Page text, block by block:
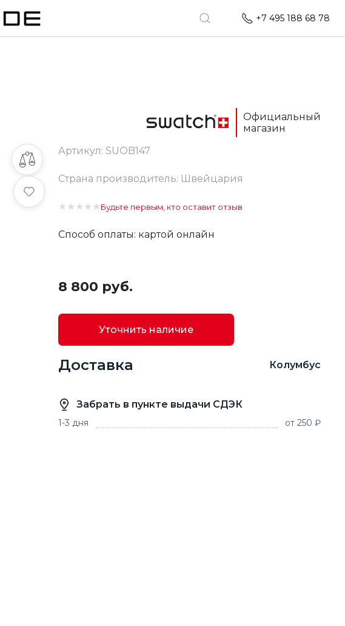
+7 495 188 68 78
Официальный
магазин
Артикул: SUOB147
Страна производитель: Швейцария
★ ★ ★ ★ ★Будьте первым, кто оставит отзыв
Способ оплаты: картой онлайн
8 800 руб.
Уточнить наличие
Доставка Колумбус
Забрать в пункте выдачи СДЭК
1-3 дня от 250 ₽